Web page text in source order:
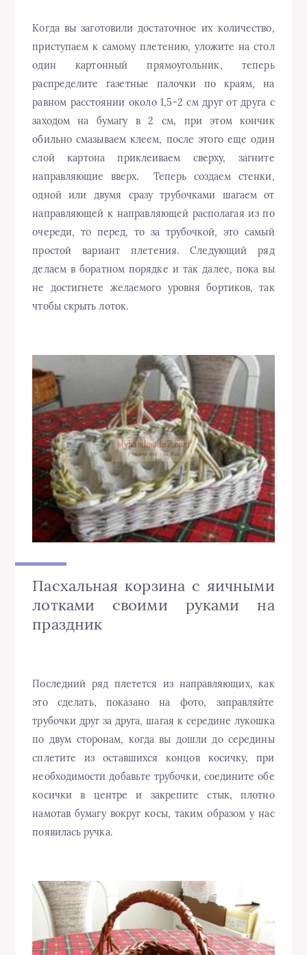
Когда вы заготовили достаточное их количество,
приступаем к самому плетению, уложите на стол
один картонный прямоугольник, теперь
распределите газетные палочки по краям, на
равном расстоянии около 1,5-2 см друг от друга с
заходом на бумагу в 2 см, при этом кончик
обильно смазываем клеем, после этого еще один
слой картона приклеиваем сверху, загните
направляющие вверх. Теперь создаем стенки,
одной или двумя сразу трубочками шагаем от
направляющей к направляющей располагая из по
очереди, то перед, то за трубочкой, это самый
простой вариант плетения. Следующий ряд
делаем в боратном порядке и так далее, пока вы
не достигнете желаемого уровня бортиков, так
чтобы скрыть лоток.
Пасхальная корзина с яичными
лотками своими руками на
праздник
Последний ряд плетется из направляющих, как
это сделать, показано на фото, заправляйте
трубочки друг за друга, шагая к середине лукошка
по двум сторонам, когда вы дошли до середины
сплетите из оставшихся концов косичку, при
необходимости добавьте трубочки, соедините обе
косички в центре и закрепите стык, плотно
намотав бумагу вокруг косы, таким образом у нас
появилась ручка.